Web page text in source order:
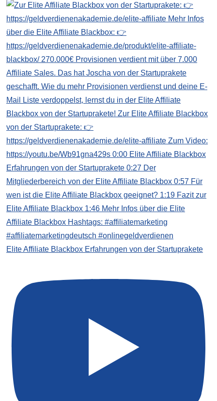
Elite Affiliate Blackbox Erfahrungen von der Startuprakete